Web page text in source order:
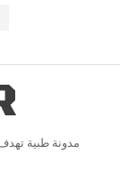
مدونة طبية